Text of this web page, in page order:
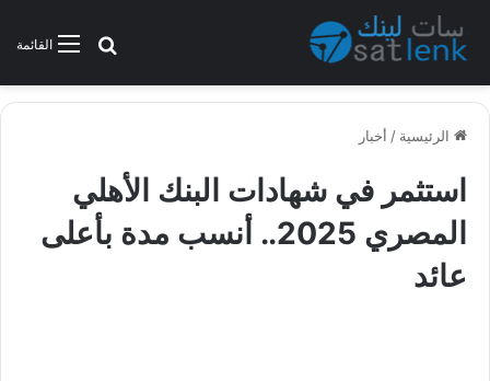
القائمةبحث عن
الرئيسية / أخبار
استثمر في شهادات البنك الأهلي
المصري 2025.. أنسب مدة بأعلى
عائد